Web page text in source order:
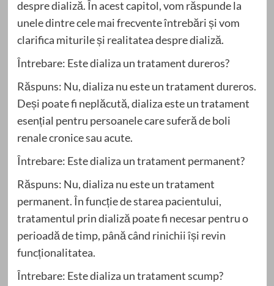
despre dializă. În acest capitol, vom răspunde la
unele dintre cele mai frecvente întrebări și vom
clarifica miturile și realitatea despre dializă.
Întrebare: Este dializa un tratament dureros?
Răspuns: Nu, dializa nu este un tratament dureros.
Deși poate fi neplăcută, dializa este un tratament
esențial pentru persoanele care suferă de boli
renale cronice sau acute.
Întrebare: Este dializa un tratament permanent?
Răspuns: Nu, dializa nu este un tratament
permanent. În funcție de starea pacientului,
tratamentul prin dializă poate fi necesar pentru o
perioadă de timp, până când rinichii își revin
funcționalitatea.
Întrebare: Este dializa un tratament scump?